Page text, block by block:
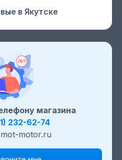
магазина
232-62-74
motor.ru
в Якутске